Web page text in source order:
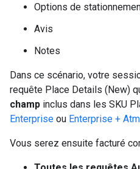
Options de
Avis
Notes
Dans ce scénario, votre
requête Place Details (New)
champ inclus dans les SKU
Enterprise ou Enterprise +
Vous serez ensuite facturé